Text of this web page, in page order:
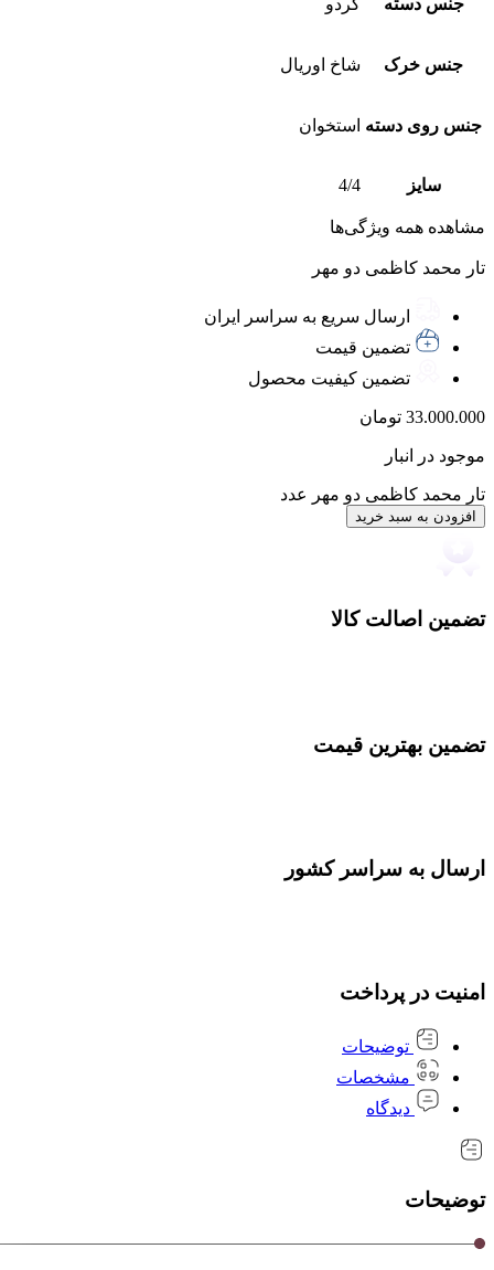
جنس دسته گردو
جنس خرک شاخ اوریال
جنس روی دسته استخوان
سایز 4/4
مشاهده همه ویژگی‌ها
تار محمد کاظمی دو مهر
ارسال سریع به سراسر ایران
تضمین قیمت
تضمین کیفیت محصول
33.000.000 تومان
موجود در انبار
تار محمد کاظمی دو مهر عدد
افزودن به سبد خرید
تضمین اصالت کالا
تضمین بهترین قیمت
ارسال به سراسر کشور
امنیت در پرداخت
توضیحات
مشخصات
دیدگاه
توضیحات